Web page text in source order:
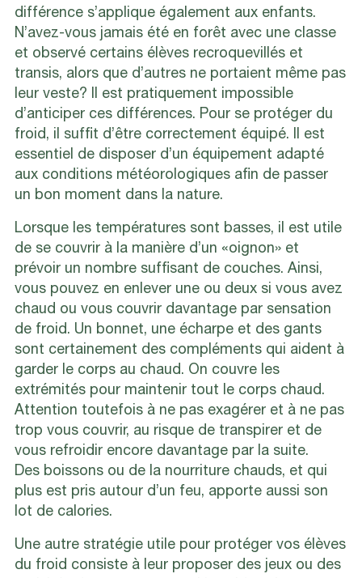
différence s’applique également aux enfants.
N’avez-vous jamais été en forêt avec une classe
et observé certains élèves recroquevillés et
transis, alors que d’autres ne portaient même pas
leur veste? Il est pratiquement impossible
d’anticiper ces différences. Pour se protéger du
froid, il suffit d’être correctement équipé. Il est
essentiel de disposer d’un équipement adapté
aux conditions météorologiques afin de passer
un bon moment dans la nature.
Lorsque les températures sont basses, il est utile
de se couvrir à la manière d’un «oignon» et
prévoir un nombre suffisant de couches. Ainsi,
vous pouvez en enlever une ou deux si vous avez
chaud ou vous couvrir davantage par sensation
de froid. Un bonnet, une écharpe et des gants
sont certainement des compléments qui aident à
garder le corps au chaud. On couvre les
extrémités pour maintenir tout le corps chaud.
Attention toutefois à ne pas exagérer et à ne pas
trop vous couvrir, au risque de transpirer et de
vous refroidir encore davantage par la suite.
Des boissons ou de la nourriture chauds, et qui
plus est pris autour d’un feu, apporte aussi son
lot de calories.
Une autre stratégie utile pour protéger vos élèves
du froid consiste à leur proposer des jeux ou des